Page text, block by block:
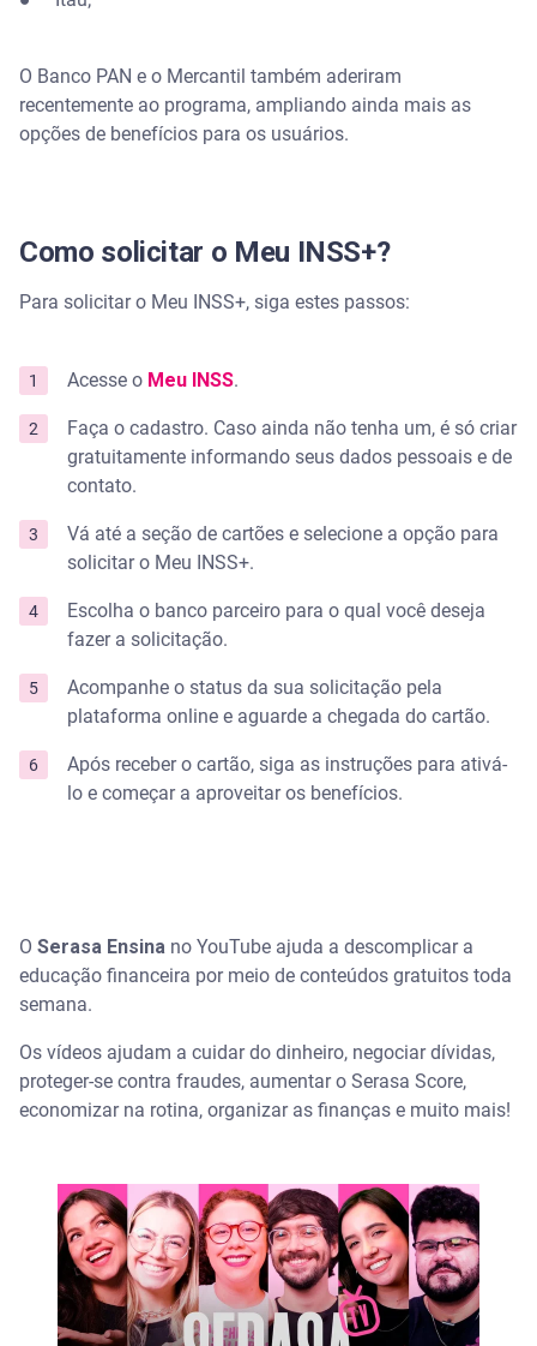
O Banco PAN e o Mercantil também aderiram
recentemente ao programa, ampliando ainda mais as
opções de benefícios para os usuários.
Como solicitar o Meu INSS+?
Para solicitar o Meu INSS+, siga estes passos:
Acesse o Meu INSS.
Faça o cadastro. Caso ainda não tenha um, é só criar
gratuitamente informando seus dados pessoais e de
contato.
Vá até a seção de cartões e selecione a opção para
solicitar o Meu INSS+.
Escolha o banco parceiro para o qual você deseja
fazer a solicitação.
Acompanhe o status da sua solicitação pela
plataforma online e aguarde a chegada do cartão.
Após receber o cartão, siga as instruções para ativá-
lo e começar a aproveitar os benefícios.
O Serasa Ensina no YouTube ajuda a descomplicar a
educação financeira por meio de conteúdos gratuitos toda
semana.
Os vídeos ajudam a cuidar do dinheiro, negociar dívidas,
proteger-se contra fraudes, aumentar o Serasa Score,
economizar na rotina, organizar as finanças e muito mais!